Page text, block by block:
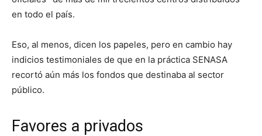
en todo el país.
Eso, al menos, dicen los papeles, pero en cambio hay
indicios testimoniales de que en la práctica SENASA
recortó aún más los fondos que destinaba al sector
público.
Favores a privados